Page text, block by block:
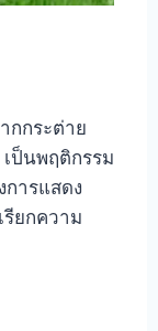
กกระต่าย
ป็นพฤติกรรม
การแสดง
รียกความ